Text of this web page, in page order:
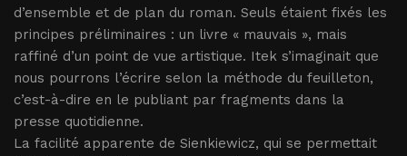
d’ensemble et de plan du roman. Seuls étaient fixés les
principes préliminaires : un livre « mauvais », mais
raffiné d’un point de vue artistique. Itek s’imaginait que
nous pourrons l’écrire selon la méthode du feuilleton,
c’est-à-dire en le publiant par fragments dans la
presse quotidienne.
La facilité apparente de Sienkiewicz, qui se permettait